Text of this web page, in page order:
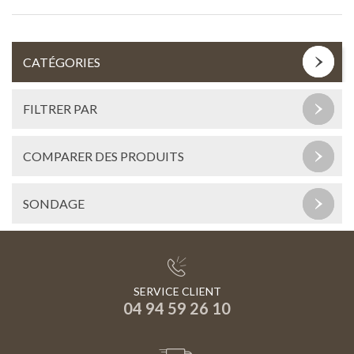
CATÉGORIES
FILTRER PAR
COMPARER DES PRODUITS
SONDAGE
SERVICE CLIENT
04 94 59 26 10